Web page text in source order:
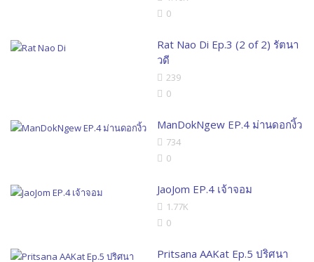
0
Rat Nao Di Ep.3 (2 of 2) รัตนา
วดี
239
0
ManDokNgew EP.4 ม่านดอกงิ้ว
734
0
JaoJom EP.4 เจ้าจอม
1.77K
0
Pritsana AAKat Ep.5 ปริศนา